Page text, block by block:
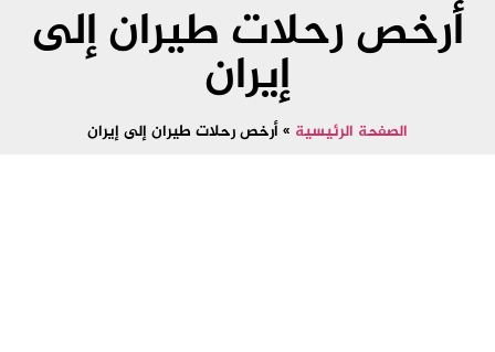
أرخص رحلات طيران إلى
إيران
الصفحة الرئيسية » أرخص رحلات طيران إلى إيران